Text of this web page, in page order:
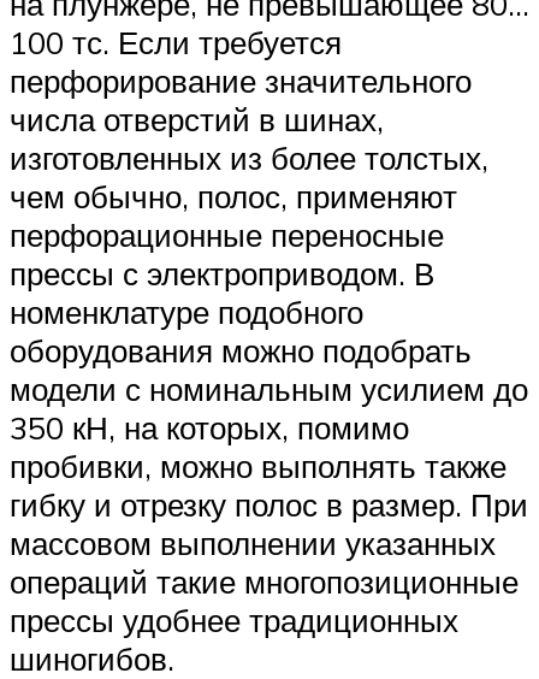
100 тс. Если требуется
перфорирование значительного
числа отверстий в шинах,
изготовленных из более толстых,
чем обычно, полос, применяют
перфорационные переносные
прессы с электроприводом. В
номенклатуре подобного
оборудования можно подобрать
модели с номинальным усилием до
350 кН, на которых, помимо
пробивки, можно выполнять также
гибку и отрезку полос в размер. При
массовом выполнении указанных
операций такие многопозиционные
прессы удобнее традиционных
шиногибов.